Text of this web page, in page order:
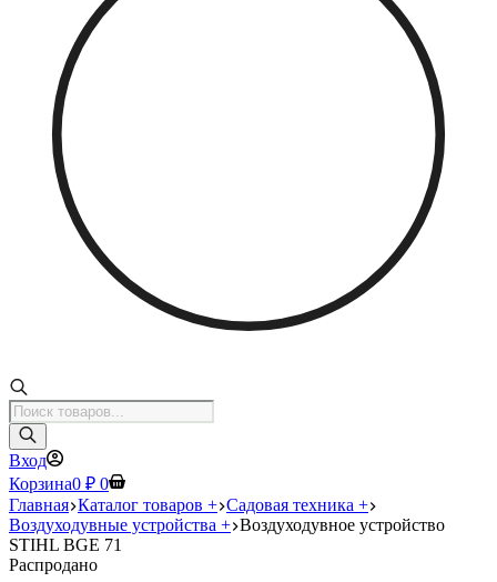
Поиск
товаров
Вход
Корзина0 ₽ 0
Главная Каталог товаров + Садовая техника +
Воздуходувные устройства + Воздуходувное устройство
STIHL BGE 71
Распродано